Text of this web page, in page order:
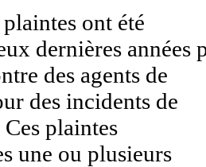
ont été
dernières années
des agents de
des incidents de
plaintes
une ou plusieurs